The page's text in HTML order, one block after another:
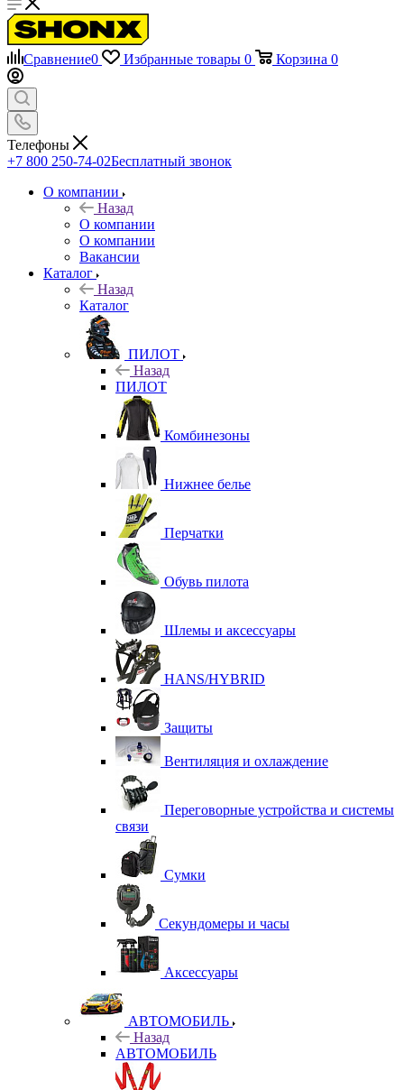
Сравнение0 Избранные товары 0 Корзина 0
Телефоны
+7 800 250-74-02Бесплатный звонок
О компании
Назад
О компании
О компании
Вакансии
Каталог
Назад
Каталог
ПИЛОТ
Назад
ПИЛОТ
Комбинезоны
Нижнее белье
Перчатки
Обувь пилота
Шлемы и аксессуары
HANS/HYBRID
Защиты
Вентиляция и охлаждение
Переговорные устройства и системы
связи
Сумки
Секундомеры и часы
Аксессуары
АВТОМОБИЛЬ
Назад
АВТОМОБИЛЬ